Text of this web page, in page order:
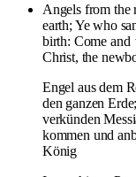
Angels from the
earth; Ye who
birth: Come and
Christ, the
Engel aus dem
den ganzen
verkünden
kommen und
König